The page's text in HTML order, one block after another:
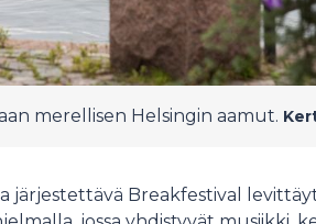
merellisen Helsingin aamut.
järjestettävä Breakfestival